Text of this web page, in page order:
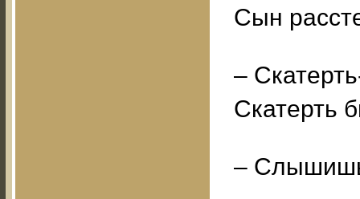
Сын
–
Скатерть
–